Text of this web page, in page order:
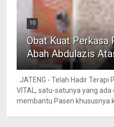
10
Obat Kuat Perkasa
Abah Abdulazis
JATENG - Telah Hadir
VITAL, satu-satunya yang
membantu Pasen khususnya